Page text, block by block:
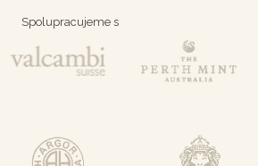
Spolupracujeme s